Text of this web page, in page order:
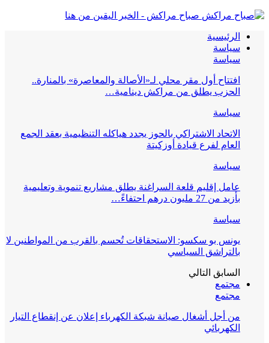
صباح مراكش - الخبر اليقين من هنا
الرئيسية
سياسة
سياسة
افتتاح أول مقر محلي لـ«الأصالة والمعاصرة» بالمنارة..
الحزب يطلق من مراكش دينامية…
سياسة
الاتحاد الاشتراكي بالحوز يجدد هياكله التنظيمية بعقد الجمع
العام لفرع قيادة أوزكيتة
سياسة
عامل إقليم قلعة السراغنة يطلق مشاريع تنموية وتعليمية
بأزيد من 27 مليون درهم احتفاءً…
سياسة
يونس بو سكسو: الاستحقاقات تُحسم بالقرب من المواطنين لا
بالتراشق السياسي
السابق التالي
مجتمع
مجتمع
من أجل أشغال صيانة شبكة الكهرباء إعلان عن إنقطاع التيار
الكهربائي